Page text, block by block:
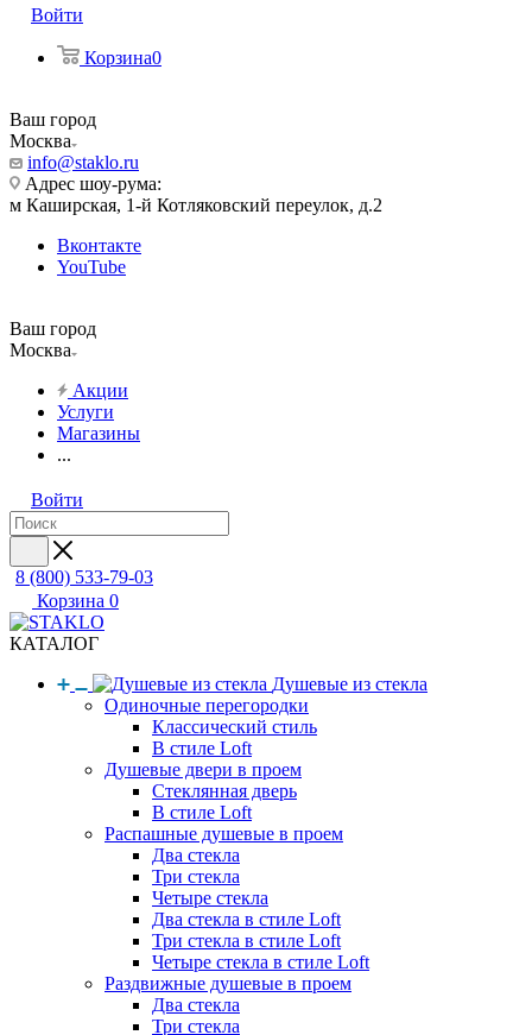
Войти
Корзина0
Ваш город
Москва
info@staklo.ru
Адрес шоу-рума:
м Каширская, 1-й Котляковский переулок, д.2
Вконтакте
YouTube
Ваш город
Москва
Акции
Услуги
Магазины
...
Войти
8 (800) 533-79-03
Корзина 0
КАТАЛОГ
Душевые из стекла
Одиночные перегородки
Классический стиль
В стиле Loft
Душевые двери в проем
Стеклянная дверь
В стиле Loft
Распашные душевые в проем
Два стекла
Три стекла
Четыре стекла
Два стекла в стиле Loft
Три стекла в стиле Loft
Четыре стекла в стиле Loft
Раздвижные душевые в проем
Два стекла
Три стекла